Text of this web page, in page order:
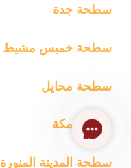
سطحة جدة
سطحة خميس مشيط
سطحة محايل
سطحة مكة
سطحة المدينة المنورة
Contact